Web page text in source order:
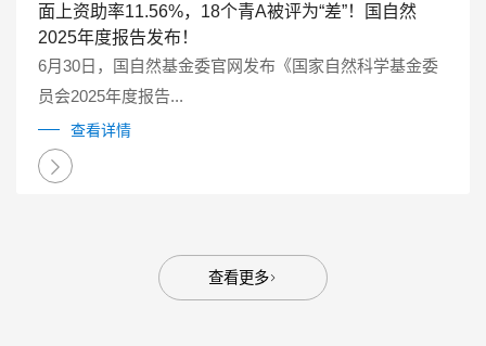
面上资助率11.56%，18个青A被评为“差”！国自然
2025年度报告发布！
6月30日，国自然基金委官网发布《国家自然科学基金委
员会2025年度报告...
查看详情
查看更多